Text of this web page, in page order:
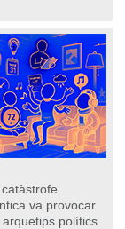
va provocar
polítics